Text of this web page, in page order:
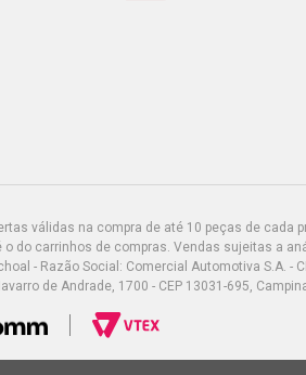
válidas na compra de até 10 peças de
do carrinhos de compras. Vendas sujeitas a
- Razão Social: Comercial Automotiva S.A. -
de Andrade, 1700 - CEP 13031-695,